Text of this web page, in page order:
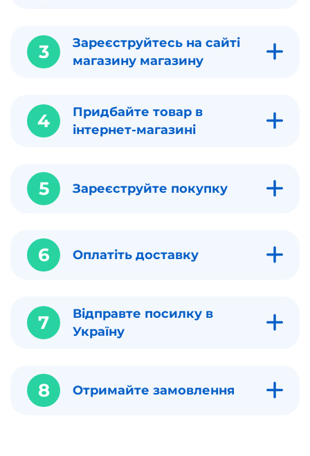
3
Зареєструйтесь на сайті
магазину магазину
4
Придбайте товар в
інтернет-магазині
5 Зареєструйте покупку
6 Оплатіть доставку
7
Відправте посилку в
Україну
8 Отримайте замовлення